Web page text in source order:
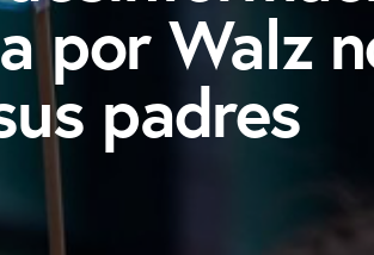
por Walz
padres